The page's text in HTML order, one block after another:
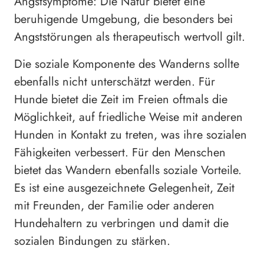
beruhigende Umgebung, die besonders bei
Angststörungen als therapeutisch wertvoll gilt.
Die soziale Komponente des Wanderns sollte
ebenfalls nicht unterschätzt werden. Für
Hunde bietet die Zeit im Freien oftmals die
Möglichkeit, auf friedliche Weise mit anderen
Hunden in Kontakt zu treten, was ihre sozialen
Fähigkeiten verbessert. Für den Menschen
bietet das Wandern ebenfalls soziale Vorteile.
Es ist eine ausgezeichnete Gelegenheit, Zeit
mit Freunden, der Familie oder anderen
Hundehaltern zu verbringen und damit die
sozialen Bindungen zu stärken.